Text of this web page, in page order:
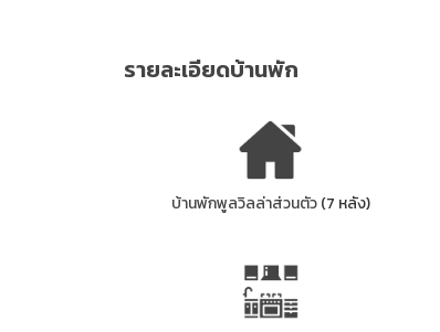
รายละเอียดบ้านพัก
บ้านพักพูลวิลล่าส่วนตัว(7 หลัง)